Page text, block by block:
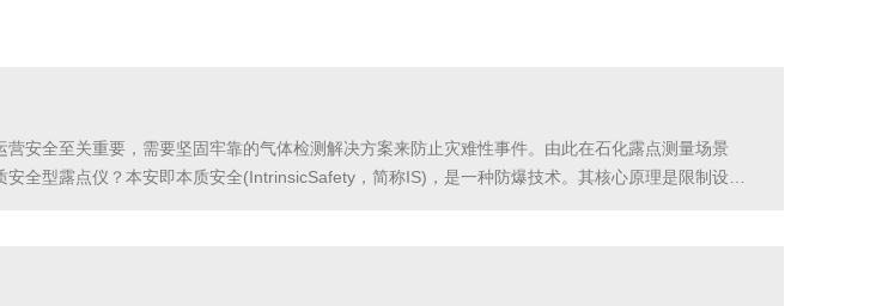
安全至关重要，需要坚固牢靠的气体检测解决方案来防止灾难性事件。由此在石化露点测量场景
全型露点仪？本安即本质安全(IntrinsicSafety，简称IS)，是一种防爆技术。其核心原理是限制设备